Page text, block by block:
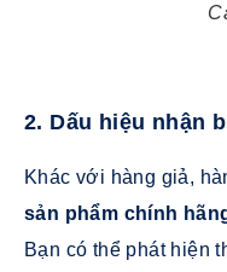
2. Dấu hiệu nhận
Khác với hàng giả,
sản phẩm chính
Bạn có thể phát hiện